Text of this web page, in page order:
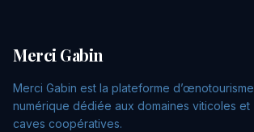
Merci Gabin
Merci Gabin est la plateforme d’œnotourisme
numérique dédiée aux domaines viticoles et
caves coopératives.